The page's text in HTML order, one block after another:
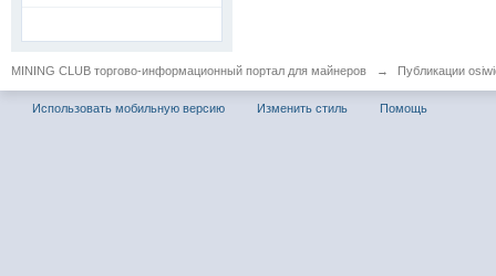
MINING CLUB торгово-информационный портал для майнеров → Публикации
Использовать мобильную версию Изменить стиль Помощь